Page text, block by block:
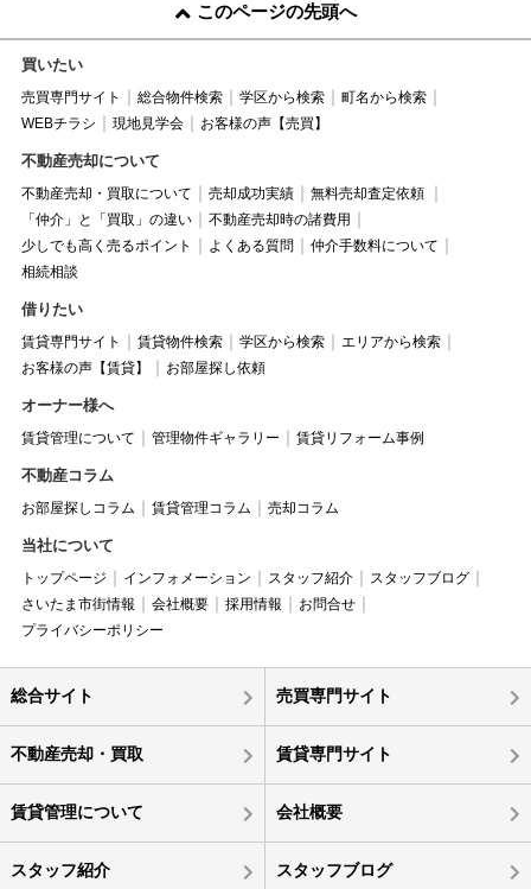
このページの先頭へ
買いたい
売買専門サイト 総合物件検索 学区から検索
町名から検索
WEBチラシ
現地見学会 お客様の声【売買】
不動産売却について
不動産売却・買取について 売却成功実績
無料売却査定依頼
「仲介」と「買取」の違い
不動産売却時の諸費用
少しでも高く売るポイント
よくある質問
仲介手数料について
相続相談
借りたい
賃貸専門サイト 賃貸物件検索 学区から検索
エリアから検索
お客様の声【賃貸】
お部屋探し依頼
オーナー様へ
賃貸管理について 管理物件ギャラリー 賃貸リフォーム事例
不動産コラム
お部屋探しコラム 賃貸管理コラム 売却コラム
当社について
トップページ インフォメーション スタッフ紹介
スタッフブログ
さいたま市街情報
会社概要 採用情報
お問合せ
プライバシーポリシー
総合サイト 売買専門サイト
不動産売却・買取 賃貸専門サイト
賃貸管理について 会社概要
スタッフ紹介 スタッフブログ